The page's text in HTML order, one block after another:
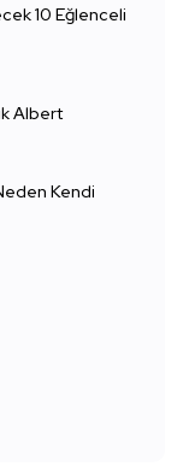
10 Eğlenceli
Albert
Kendi